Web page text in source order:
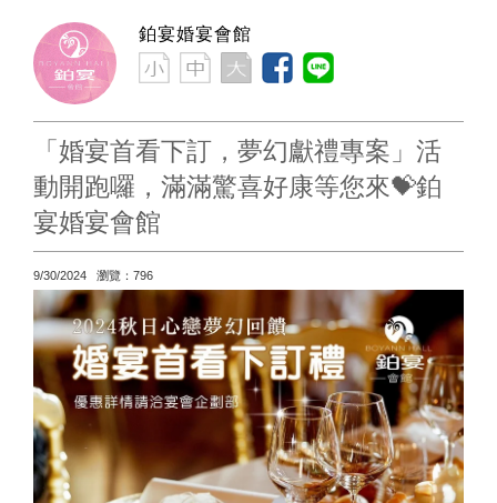
鉑宴婚宴會館
「婚宴首看下訂，夢幻獻禮專案」活
動開跑囉，滿滿驚喜好康等您來💝鉑
宴婚宴會館
9/30/2024 瀏覽：796